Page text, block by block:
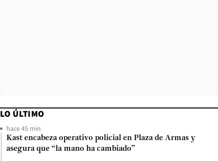
LO ÚLTIMO
hace 45 min
Kast encabeza operativo policial en Plaza de Armas y
asegura que “la mano ha cambiado”